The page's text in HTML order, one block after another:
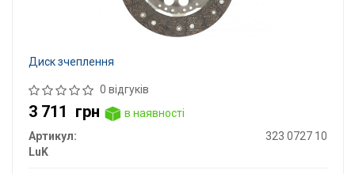
Диск зчеплення
0 відгуків
3 711 грн
в наявності
Артикул:
323 0727 10
LuK